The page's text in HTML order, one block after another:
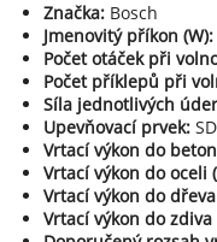
Značka: Bosch
Jmenovitý příkon (W):
Počet otáček při
Počet příklepů při
Síla jednotlivých
Upevňovací prvek:
Vrtací výkon do
Vrtací výkon do oceli
Vrtací výkon do
Vrtací výkon do